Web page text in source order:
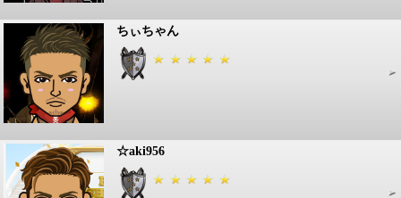
ちぃちゃん
☆aki956